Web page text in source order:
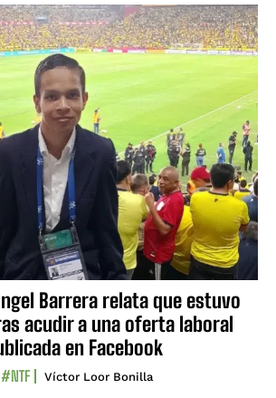
Barrera relata que estuvo
acudir a una oferta laboral
en Facebook
#NTF Víctor Loor Bonilla